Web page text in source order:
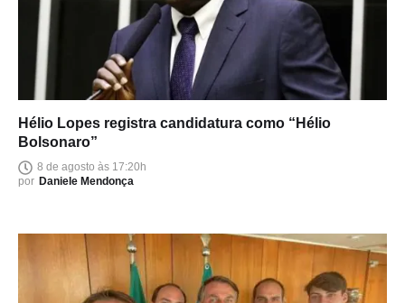
Hélio Lopes registra candidatura como “Hélio
Bolsonaro”
8 de agosto às 17:20h
por Daniele Mendonça